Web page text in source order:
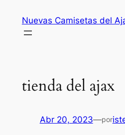
contenido
Nuevas Camisetas del
tienda del ajax
Abr 20, 2023—por